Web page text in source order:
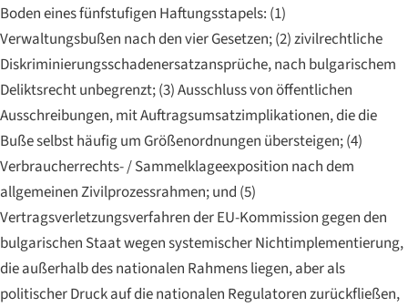
Boden eines fünfstufigen Haftungsstapels: (1)
Verwaltungsbußen nach den vier Gesetzen; (2) zivilrechtliche
Diskriminierungsschadenersatzansprüche, nach bulgarischem
Deliktsrecht unbegrenzt; (3) Ausschluss von öffentlichen
Ausschreibungen, mit Auftragsumsatzimplikationen, die die
Buße selbst häufig um Größenordnungen übersteigen; (4)
Verbraucherrechts- / Sammelklageexposition nach dem
allgemeinen Zivilprozessrahmen; und (5)
Vertragsverletzungsverfahren der EU-Kommission gegen den
bulgarischen Staat wegen systemischer Nichtimplementierung,
die außerhalb des nationalen Rahmens liegen, aber als
politischer Druck auf die nationalen Regulatoren zurückfließen,